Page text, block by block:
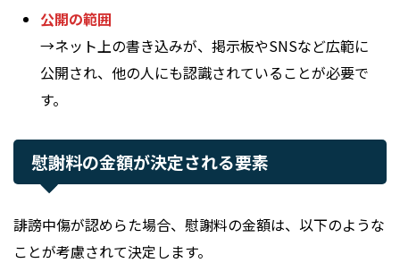
公開の範囲
→ネット上の書き込みが、掲示板やSNSなど広範に
公開され、他の人にも認識されていることが必要で
す。
慰謝料の金額が決定される要素
誹謗中傷が認めらた場合、慰謝料の金額は、以下のような
ことが考慮されて決定します。